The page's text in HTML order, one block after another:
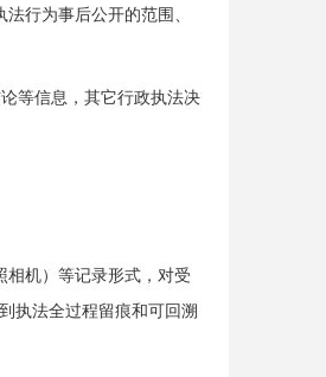
行为事后公开的范围、
等信息，其它行政执法决
机）等记录形式，对受
执法全过程留痕和可回溯